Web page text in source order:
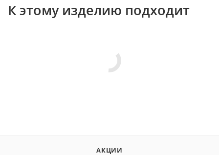
К этому изделию подходит
АКЦИИ